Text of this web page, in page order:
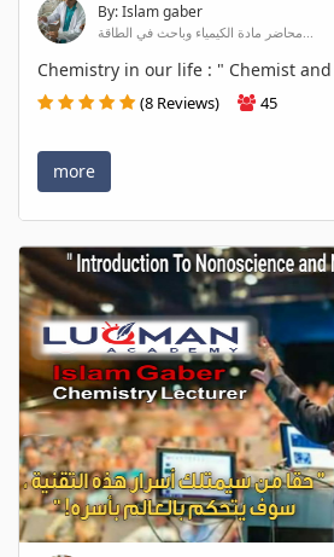
By: Islam gaber
محاضر مادة الكيمياء وباحث في الطاقة...
Chemistry in our life : " Chemist
(8 Reviews) 45
more